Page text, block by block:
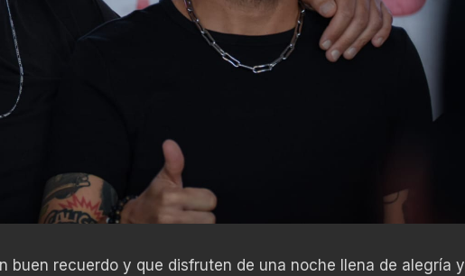
buen recuerdo y que disfruten de una noche llena de alegría y